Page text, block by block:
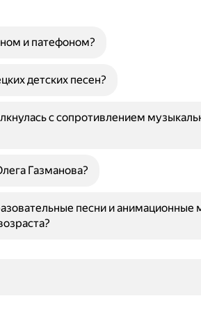
и патефоном?
детских песен?
с сопротивлением
Газманова?
песни и анимационные